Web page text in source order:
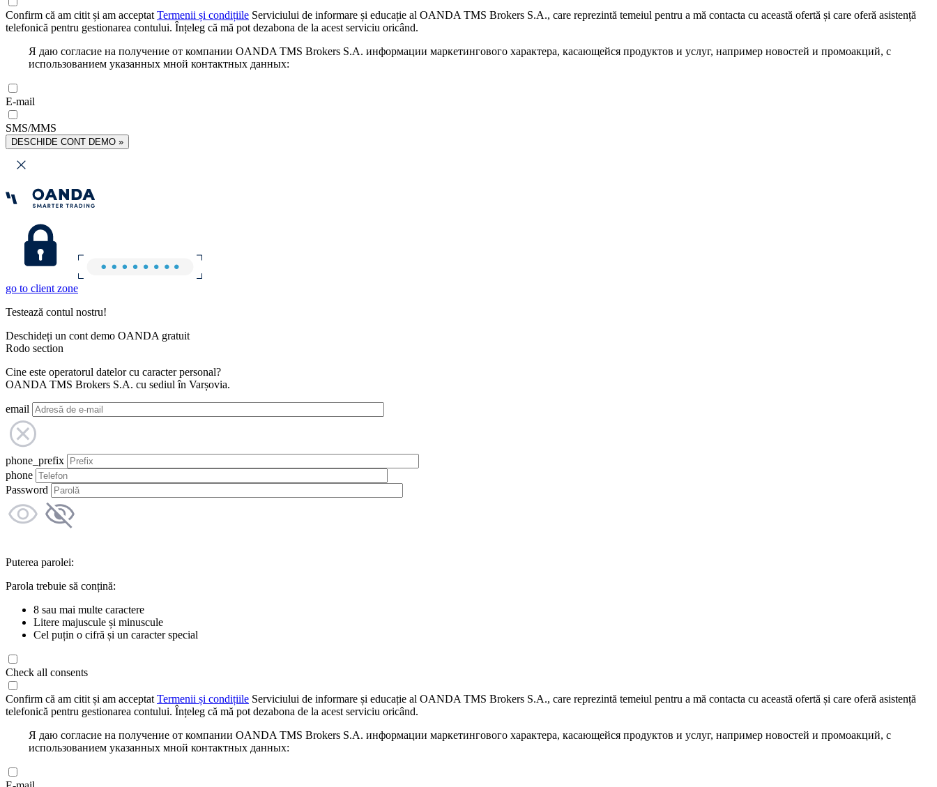
Confirm că am citit și am acceptat Termenii și condițiile Serviciului de informare și educație al OANDA TMS Brokers S.A., care reprezintă temeiul pentru a mă contacta cu această ofertă și care oferă asistență
telefonică pentru gestionarea contului. Înțeleg că mă pot dezabona de la acest serviciu oricând.
Я даю согласие на получение от компании OANDA TMS Brokers S.A. информации маркетингового характера, касающейся продуктов и услуг, например новостей и промоакций, с
использованием указанных мной контактных данных:
E-mail
SMS/MMS
DESCHIDE CONT DEMO »
go to client zone
Testează contul nostru!
Deschideți un cont demo OANDA gratuit
Rodo section
Cine este operatorul datelor cu caracter personal?
OANDA TMS Brokers S.A. cu sediul în Varșovia.
email
phone_prefix
phone
Password
Puterea parolei:
Parola trebuie să conțină:
8 sau mai multe caractere
Litere majuscule și minuscule
Cel puțin o cifră și un caracter special
Check all consents
Confirm că am citit și am acceptat Termenii și condițiile Serviciului de informare și educație al OANDA TMS Brokers S.A., care reprezintă temeiul pentru a mă contacta cu această ofertă și care oferă asistență
telefonică pentru gestionarea contului. Înțeleg că mă pot dezabona de la acest serviciu oricând.
Я даю согласие на получение от компании OANDA TMS Brokers S.A. информации маркетингового характера, касающейся продуктов и услуг, например новостей и промоакций, с
использованием указанных мной контактных данных: